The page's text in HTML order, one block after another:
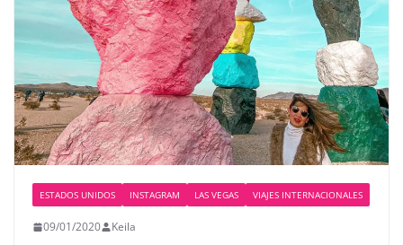
ESTADOS UNIDOS INSTAGRAM LAS VEGAS VIAJES INTERNACIONALES
09/01/2020 Keila